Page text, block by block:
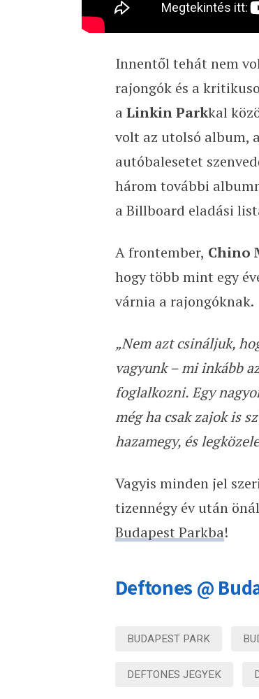
Innentől tehát nem
rajongók és a
a Linkin Parkkal
volt az utolsó album,
autóbalesetet
három további
a Billboard eladási
A frontember, Chino
hogy több mint egy
várnia a rajongóknak.
„Nem azt csináljuk,
vagyunk – mi inkább
foglalkozni. Egy
még ha csak zajok is
hazamegy, és
Vagyis minden jel
tizennégy év után
Budapest Parkba!
Deftones @
BUDAPEST PARK
DEFTONES JEGYEK